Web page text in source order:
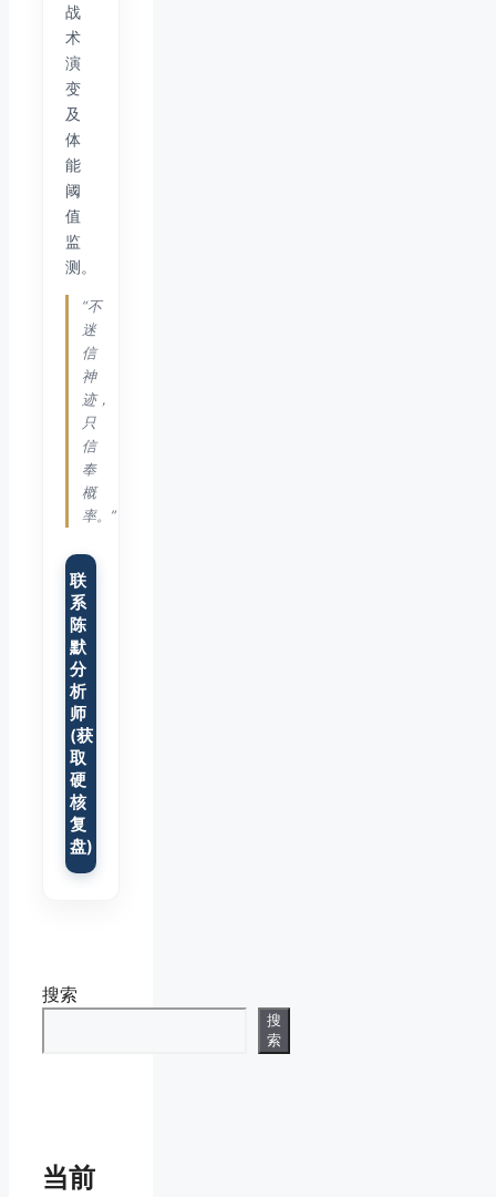
战
术
演
变
及
体
能
阈
值
监
测。
“不
迷
信
神
迹，
只
信
奉
概
率。”
联
系
陈
默
分
析
师
(获
取
硬
核
复
盘)
搜索
搜
索
当前